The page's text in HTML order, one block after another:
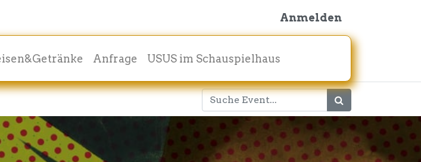
Anmelden
Anfrage USUS im Schauspielhaus